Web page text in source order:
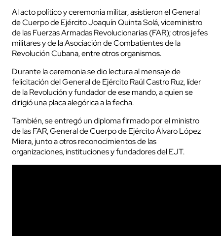
Al acto político y ceremonia militar, asistieron el General
de Cuerpo de Ejército Joaquín Quinta Solá, viceministro
de las Fuerzas Armadas Revolucionarias (FAR); otros jefes
militares y de la Asociación de Combatientes de la
Revolución Cubana, entre otros organismos.
Durante la ceremonia se dio lectura al mensaje de
felicitación del General de Ejército Raúl Castro Ruz, líder
de la Revolución y fundador de ese mando, a quien se
dirigió una placa alegórica a la fecha.
También, se entregó un diploma firmado por el ministro
de las FAR, General de Cuerpo de Ejército Álvaro López
Miera, junto a otros reconocimientos de las
organizaciones, instituciones y fundadores del EJT.